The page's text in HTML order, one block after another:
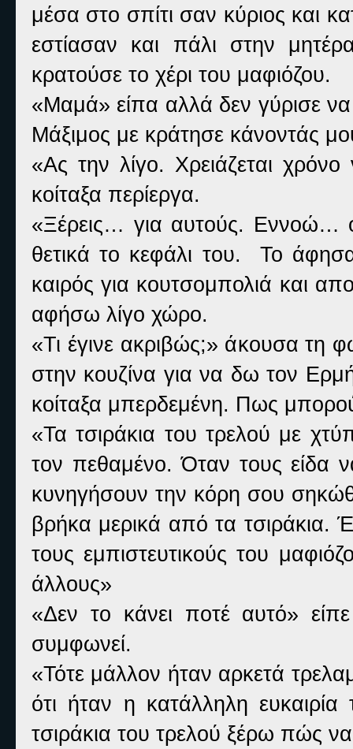
μέσα στο σπίτι σαν κύριος και
εστίασαν και πάλι στην
κρατούσε το χέρι του μαφιόζου.
«Μαμά» είπα αλλά δεν γύρισε
Μάξιμος με κράτησε κάνοντάς
«Ας την λίγο. Χρειάζεται
κοίταξα περίεργα.
«Ξέρεις… για αυτούς. Εννοώ…
θετικά το κεφάλι του. Το
καιρός για κουτσομπολιά και
αφήσω λίγο χώρο.
«Τι έγινε ακριβώς;» άκουσα τη
στην κουζίνα για να δω τον
κοίταξα μπερδεμένη. Πως
«Τα τσιράκια του τρελού με
τον πεθαμένο. Όταν τους είδα
κυνηγήσουν την κόρη σου
βρήκα μερικά από τα τσιράκια.
τους εμπιστευτικούς του
άλλους»
«Δεν το κάνει ποτέ αυτό»
συμφωνεί.
«Τότε μάλλον ήταν αρκετά
ότι ήταν η κατάλληλη
τσιράκια του τρελού ξέρω πώς